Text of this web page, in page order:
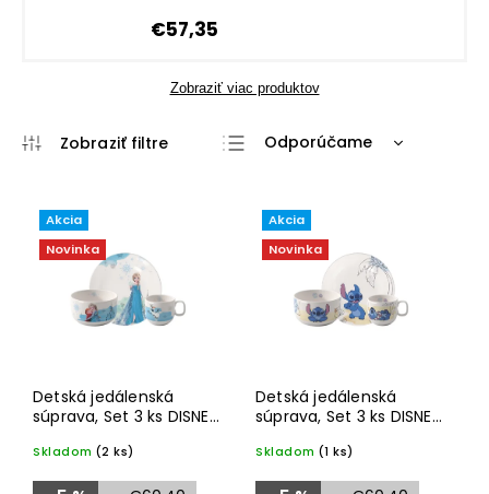
€57,35
Zobraziť viac produktov
Odporúčame
Najdrahšie
Najpredávanejšie
Abecedne
Akcia
Novinka
Detská jedálenská
súprava, Set 3 ks DISNEY
Boch
Skladom (2 ks)
Akcia
Novinka
Detská jedálenská
súprava, Set 3 ks DISNEY
Skladom (1 ks)